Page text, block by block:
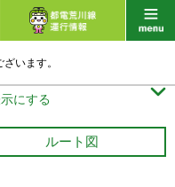
います。
にする 
ルート図